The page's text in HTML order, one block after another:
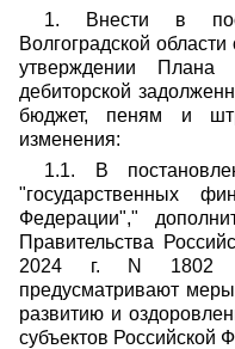
1. Внести в
Волгоградской
утверждении Плана
дебиторской
бюджет, пеням и
изменения:
1.1. В
"государственных
Федерации","
Правительства
2024 г. N 1802
предусматривают
развитию и
субъектов Российской